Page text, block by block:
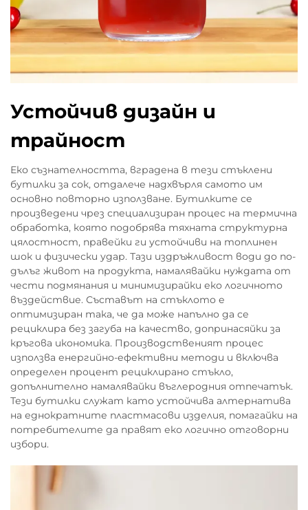
Устойчив дизайн и
трайност
Еко съзнателността, вградена в тези стъклени
бутилки за сок, отдалече надхвърля самото им
основно повторно използване. Бутилките се
произведени чрез специализиран процес на термична
обработка, която подобрява тяхната структурна
цялостност, правейки ги устойчиви на топлинен
шок и физически удар. Тази издръжливост води до по-
дълъг живот на продукта, намалявайки нуждата от
чести подмянания и минимизирайки еко логичното
въздействие. Съставът на стъклото е
оптимизиран така, че да може напълно да се
рециклира без загуба на качество, допринасяйки за
кръгова икономика. Производственият процес
използва енергийно-ефективни методи и включва
определен процент рециклирано стъкло,
допълнително намалявайки въглеродния отпечатък.
Тези бутилки служат като устойчива алтернатива
на еднократните пластмасови изделия, помагайки на
потребителите да правят еко логично отговорни
избори.